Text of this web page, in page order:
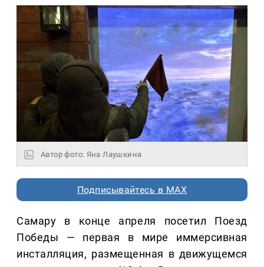
Автор фото: Яна Лаушкина
Подписывайтесь в MAX
Самару в конце апреля посетил Поезд
Победы — первая в мире иммерсивная
инсталляция, размещенная в движущемся